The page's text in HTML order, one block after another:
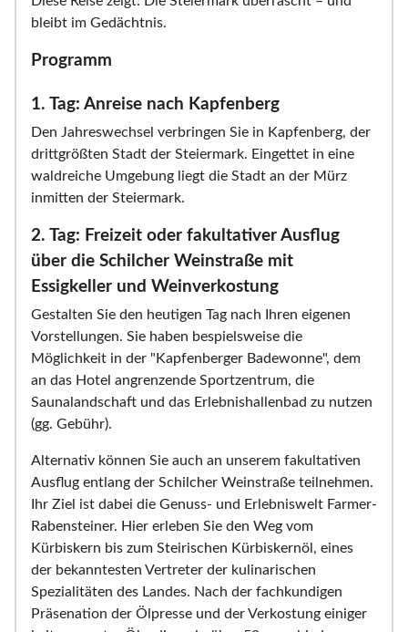
bleibt im Gedächtnis.
Programm
1. Tag: Anreise nach Kapfenberg
Den Jahreswechsel verbringen Sie in Kapfenberg, der
drittgrößten Stadt der Steiermark. Eingettet in eine
waldreiche Umgebung liegt die Stadt an der Mürz
inmitten der Steiermark.
2. Tag: Freizeit oder fakultativer Ausflug
über die Schilcher Weinstraße mit
Essigkeller und Weinverkostung
Gestalten Sie den heutigen Tag nach Ihren eigenen
Vorstellungen. Sie haben bespielsweise die
Möglichkeit in der "Kapfenberger Badewonne", dem
an das Hotel angrenzende Sportzentrum, die
Saunalandschaft und das Erlebnishallenbad zu nutzen
(gg. Gebühr).
Alternativ können Sie auch an unserem fakultativen
Ausflug entlang der Schilcher Weinstraße teilnehmen.
Ihr Ziel ist dabei die Genuss- und Erlebniswelt Farmer-
Rabensteiner. Hier erleben Sie den Weg vom
Kürbiskern bis zum Steirischen Kürbiskernöl, eines
der bekanntesten Vertreter der kulinarischen
Spezialitäten des Landes. Nach der fachkundigen
Präsenation der Ölpresse und der Verkostung einiger